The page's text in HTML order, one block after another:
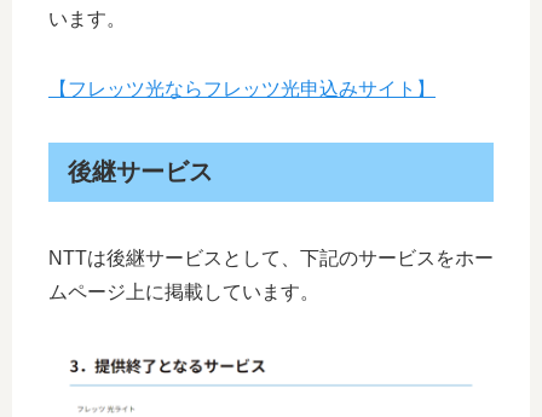
います。
【フレッツ光ならフレッツ光申込みサイト】
後継サービス
NTTは後継サービスとして、下記のサービスをホー
ムページ上に掲載しています。